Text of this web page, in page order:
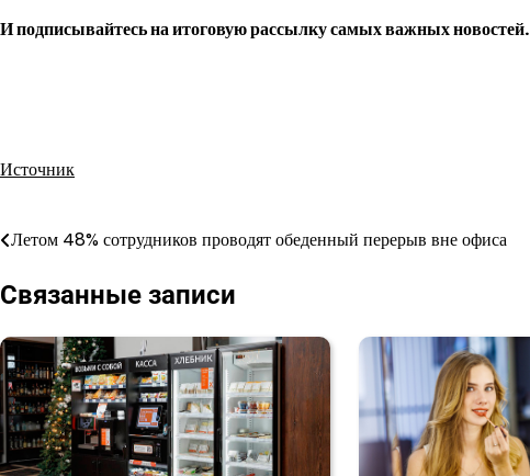
Иподписывайтесьна итоговую рассылку самых важных новостей.
Источник
Навигация
по
Летом 48% сотрудников проводят обеденный перерыв вне офиса
Связанные записи